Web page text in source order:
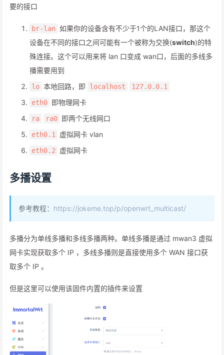
要的接口
br-lan 如果你的设备含有不少于1个的LAN接口，那这个
设备在不同的接口之间可能有一个被称为交换(switch)的特
殊连接。这个可以用来将 lan 口变成 wan口，后面的多线多
播需要用到
lo 本地回路，即 localhost
127.0.0.1
eth0 即物理网卡
ra ra0 即两个无线网口
eth0.1 虚拟网卡 vlan
eth0.2 虚拟网卡
多播设置
参考教程： https://jokeme.top/p/openwrt_multicast/
多播分为单线多播和多线多播两种。单线多播是通过 mwan3 虚拟
网卡实现获取多个 IP ，多线多播则是直接使用多个 WAN 接口获
取多个 IP 。
但是这里可以使用该固件内置的插件来设置